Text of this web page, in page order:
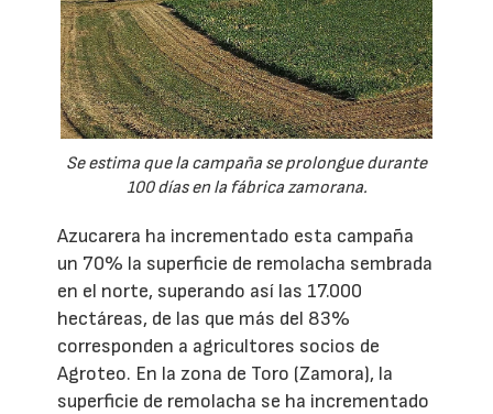
Se estima que la campaña se prolongue durante
100 días en la fábrica zamorana.
Azucarera ha incrementado esta campaña
un 70% la superficie de remolacha sembrada
en el norte, superando así las 17.000
hectáreas, de las que más del 83%
corresponden a agricultores socios de
Agroteo. En la zona de Toro (Zamora), la
superficie de remolacha se ha incrementado